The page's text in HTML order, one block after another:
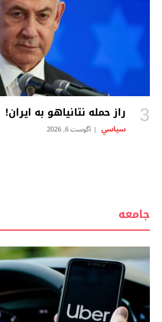
راز حمله نتانیاهو به ایران!
سياسي آگوست 6, 2026
جامعه